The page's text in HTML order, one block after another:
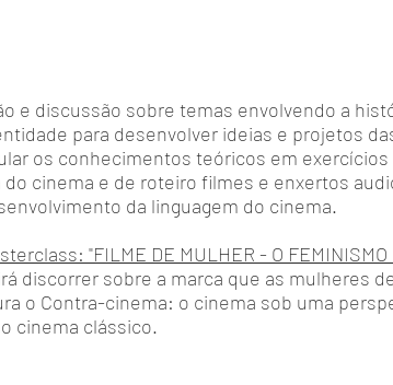
e discussão sobre temas envolvendo a
para desenvolver ideias e projetos
os conhecimentos teóricos em exercícios
cinema e de roteiro filmes e enxertos
da linguagem do cinema.
"FILME DE MULHER - O FEMINISMO
discorrer sobre a marca que as mulheres
o Contra-cinema: o cinema sob uma
cinema clássico.